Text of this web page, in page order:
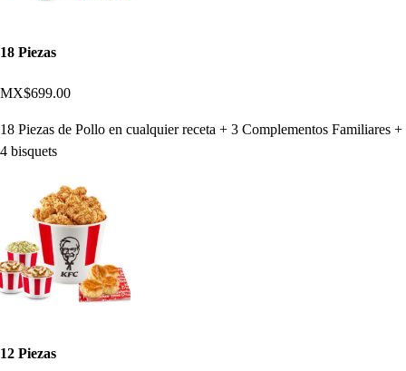
18 Piezas
MX$699.00
18 Piezas de Pollo en cualquier receta + 3 Complementos Familiares +
4 bisquets
12 Piezas